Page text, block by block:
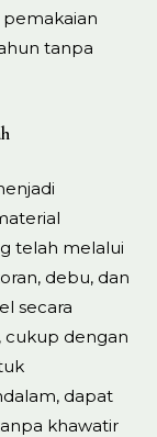
tanpa
telah melalui
debu, dan
secara
cukup dengan
dapat
khawatir